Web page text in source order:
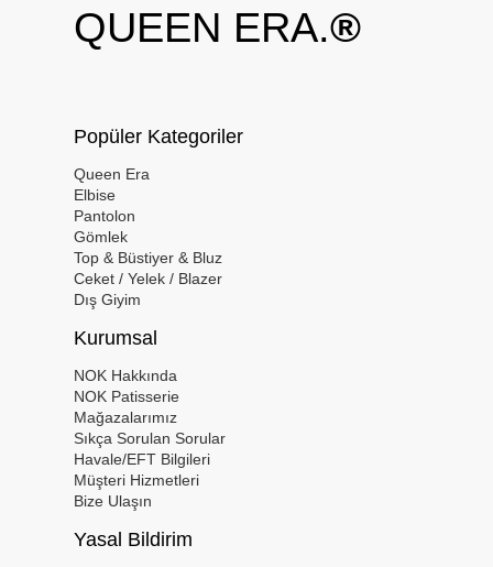
QUEEN ERA.®
Popüler Kategoriler
Queen Era
Elbise
Pantolon
Gömlek
Top & Büstiyer & Bluz
Ceket / Yelek / Blazer
Dış Giyim
Kurumsal
NOK Hakkında
NOK Patisserie
Mağazalarımız
Sıkça Sorulan Sorular
Havale/EFT Bilgileri
Müşteri Hizmetleri
Bize Ulaşın
Yasal Bildirim